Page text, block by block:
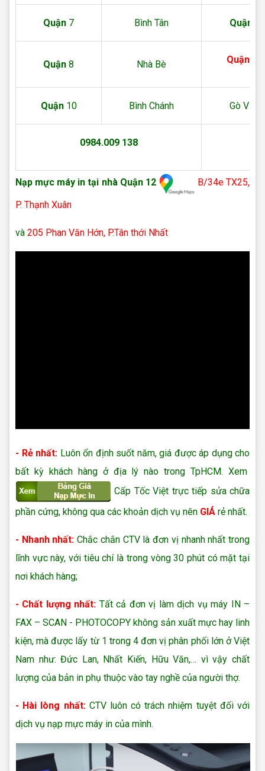
Quận 7 Bình Tân Quận
Quận 8 Nhà Bè Quận
Quận10 Bình Chánh Gò Vấp
0984.009 138
Nạp mực máy in tại nhà Quận 12
B/34e TX25,
P. Thạnh Xuân
và 205 Phan Văn Hớn, P.Tân thới Nhất
- Rẻ nhất: Luôn ổn định suốt năm, giá được áp dụng cho
bất kỳ khách hàng ở địa lý nào trong TpHCM. Xem
Cấp Tốc Việt trực tiếp sửa chữa
phần cứng, không qua các khoản dịch vụ nên GIÁ rẻ nhất.
- Nhanh nhất: Chắc chắn CTV là đơn vị nhanh nhất trong
lĩnh vực này, với tiêu chí là trong vòng 30 phút có mặt tại
nơi khách hàng;
- Chất lượng nhất: Tất cả đơn vị làm dịch vụ máy IN –
FAX – SCAN - PHOTOCOPY không sản xuất mực hay linh
kiện, mà được lấy từ 1 trong 4 đơn vị phân phối lớn ở Việt
Nam như: Đức Lan, Nhất Kiến, Hữu Văn,… vì vậy chất
lượng của bản in phụ thuộc vào tay nghề của người thợ.
- Hài lòng nhất: CTV luôn có trách nhiệm tuyệt đối với
dịch vụ nạp mực máy in của mình.